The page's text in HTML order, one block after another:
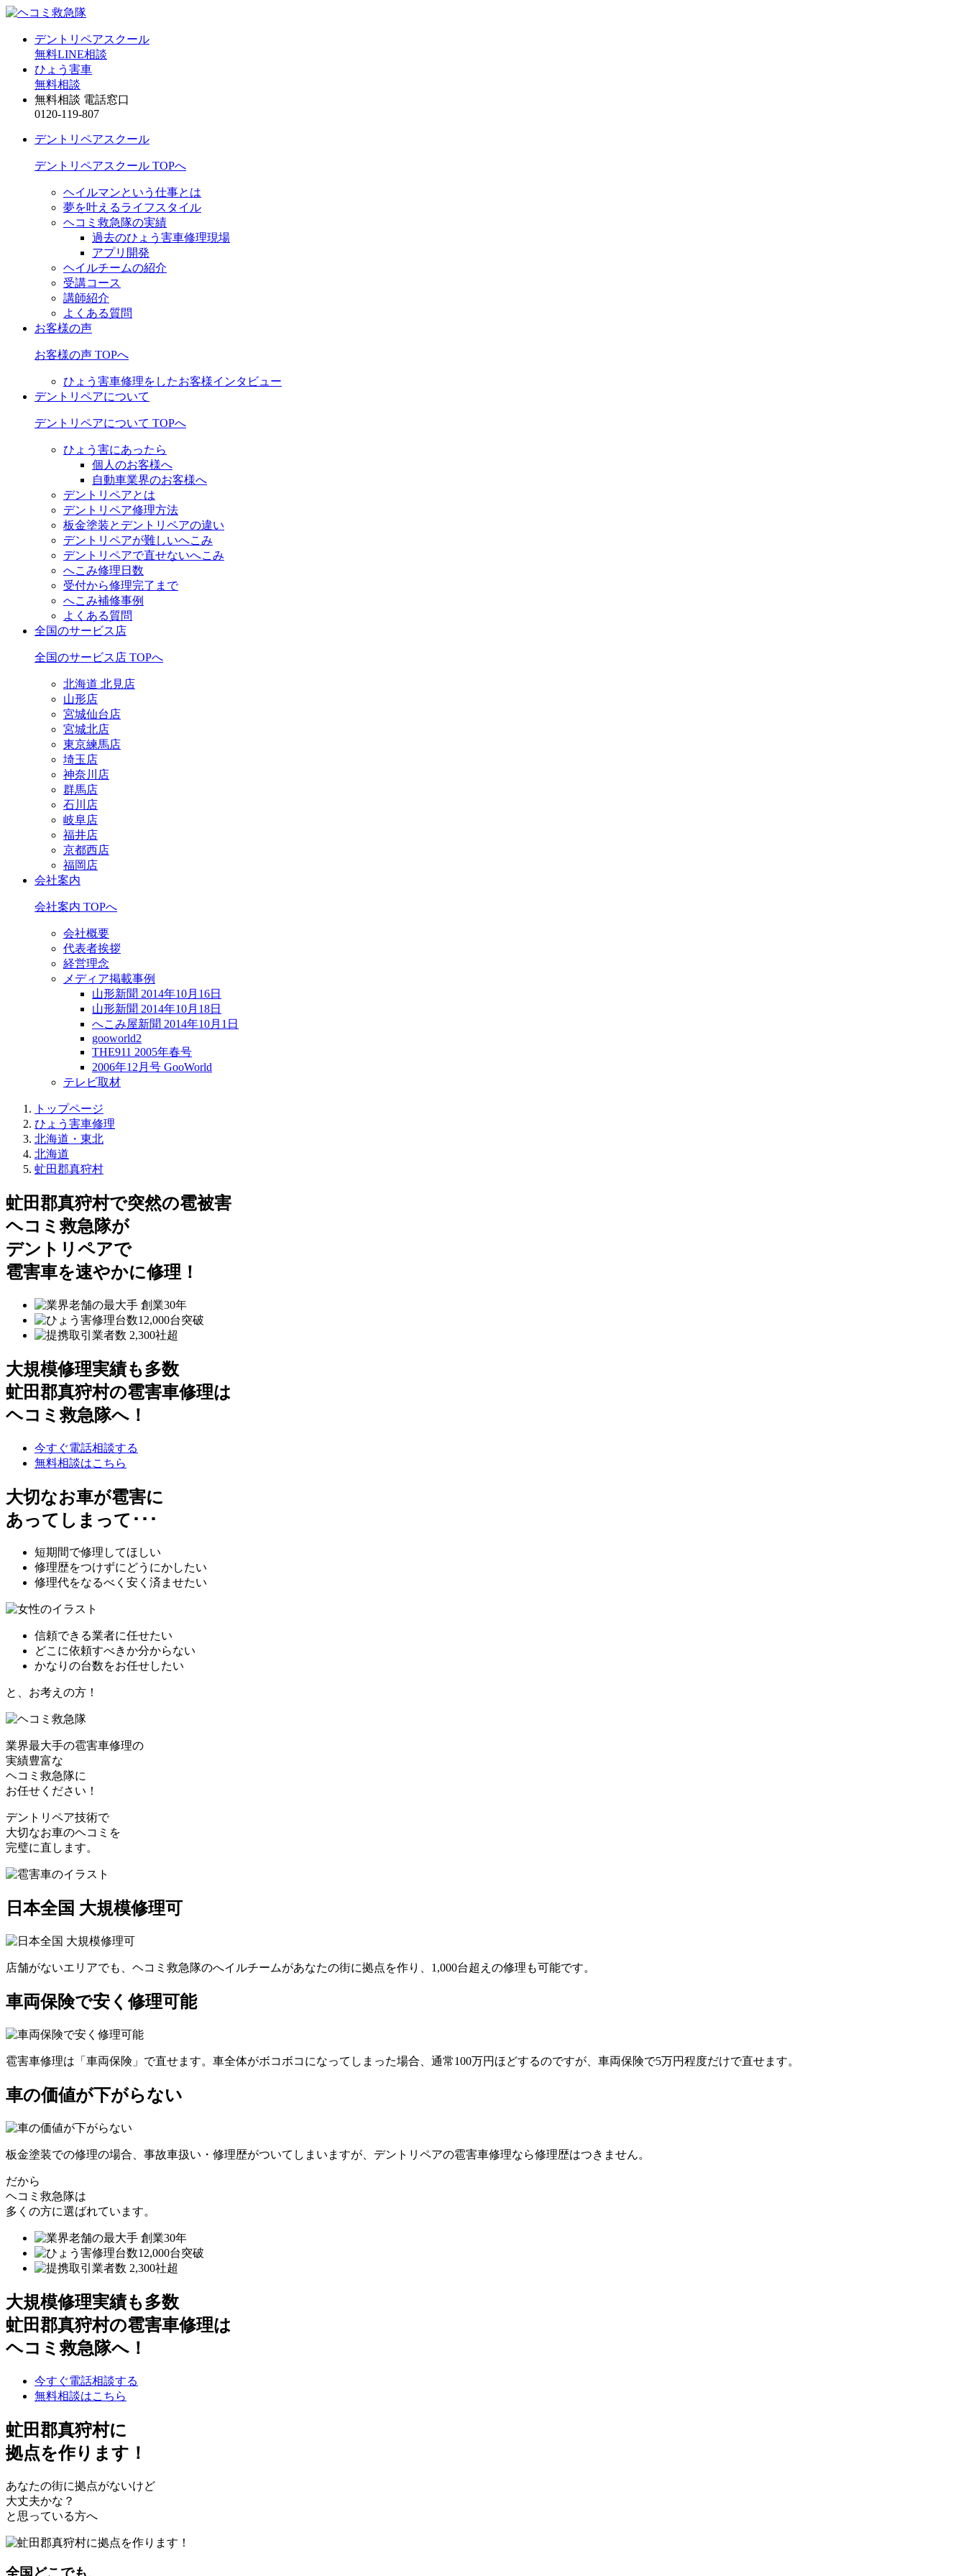
デントリペアスクール
無料LINE相談
ひょう害車
無料相談
無料相談 電話窓口
0120-119-807
デントリペアスクール
デントリペアスクール TOPへ
ヘイルマンという仕事とは
夢を叶えるライフスタイル
ヘコミ救急隊の実績
過去のひょう害車修理現場
アプリ開発
ヘイルチームの紹介
受講コース
講師紹介
よくある質問
お客様の声
お客様の声 TOPへ
ひょう害車修理をしたお客様インタビュー
デントリペアについて
デントリペアについて TOPへ
ひょう害にあったら
個人のお客様へ
自動車業界のお客様へ
デントリペアとは
デントリペア修理方法
板金塗装とデントリペアの違い
デントリペアが難しいへこみ
デントリペアで直せないへこみ
へこみ修理日数
受付から修理完了まで
へこみ補修事例
よくある質問
全国のサービス店
全国のサービス店 TOPへ
北海道 北見店
山形店
宮城仙台店
宮城北店
東京練馬店
埼玉店
神奈川店
群馬店
石川店
岐阜店
福井店
京都西店
福岡店
会社案内
会社案内 TOPへ
会社概要
代表者挨拶
経営理念
メディア掲載事例
山形新聞 2014年10月16日
山形新聞 2014年10月18日
へこみ屋新聞 2014年10月1日
gooworld2
THE911 2005年春号
2006年12月号 GooWorld
テレビ取材
トップページ
ひょう害車修理
北海道・東北
北海道
虻田郡真狩村
虻田郡真狩村で突然の雹被害
ヘコミ救急隊が
デントリペアで
雹害車を速やかに修理！
大規模修理実績も多数
虻田郡真狩村の雹害車修理は
ヘコミ救急隊へ！
今すぐ電話相談する
無料相談はこちら
大切なお車が雹害に
あってしまって･･･
短期間で修理してほしい
修理歴をつけずにどうにかしたい
修理代をなるべく安く済ませたい
信頼できる業者に任せたい
どこに依頼すべきか分からない
かなりの台数をお任せしたい
と、お考えの方！
業界最大手の雹害車修理の
実績豊富な
ヘコミ救急隊に
お任せください！
デントリペア技術で
大切なお車のヘコミを
完璧に直します。
日本全国 大規模修理可
店舗がないエリアでも、ヘコミ救急隊のへイルチームがあなたの街に拠点を作り、1,000台超えの修理も可能です。
車両保険で安く修理可能
雹害車修理は「車両保険」で直せます。車全体がボコボコになってしまった場合、通常100万円ほどするのですが、車両保険で5万円程度だけで直せます。
車の価値が下がらない
板金塗装での修理の場合、事故車扱い・修理歴がついてしまいますが、デントリペアの雹害車修理なら修理歴はつきません。
だから
ヘコミ救急隊は
多くの方に選ばれています。
大規模修理実績も多数
虻田郡真狩村の雹害車修理は
ヘコミ救急隊へ！
今すぐ電話相談する
無料相談はこちら
虻田郡真狩村に
拠点を作ります！
あなたの街に拠点がないけど
大丈夫かな？
と思っている方へ
全国どこでも、